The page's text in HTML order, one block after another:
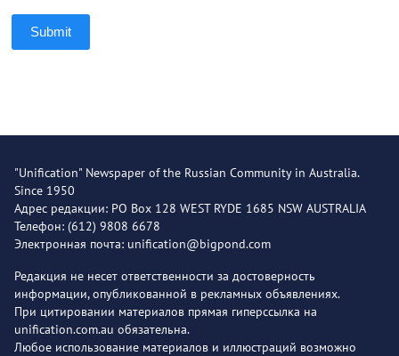
Submit
"Unification" Newspaper of the Russian Community in Australia.
Since 1950
Адрес редакции: PO Box 128 WEST RYDE 1685 NSW AUSTRALIA
Телефон: (612) 9808 6678
Электронная почта: unification@bigpond.com
Редакция не несет ответственности за достоверность
информации, опубликованной в рекламных объявлениях.
При цитировании материалов прямая гиперссылка на
unification.com.au обязательна.
Любое использование материалов и иллюстраций возможно